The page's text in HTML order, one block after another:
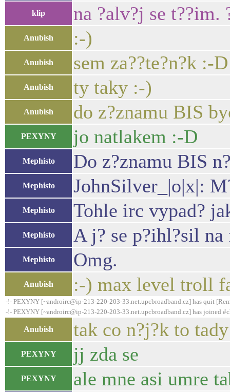
klip na ?alv?j se t??im.
Anubish :-)
Anubish sem za??te?n?k :-D
Anubish ty taky :-)
Anubish do z?znamu BIS
PEXYNY jo natlakem :-D
Mephisto Do z?znamu BIS
Mephisto JohnSilver_|o|x|:
Mephisto Tohle irc vypad?
Mephisto A j? se p?ihl?sil na
Mephisto Omg.
Anubish :-) max level troll
-!- PEXYNY [~androirc@ip-213-220-203-33.net.upcbroadband.cz] has quit
-!- PEXYNY [~androirc@ip-213-220-203-33.net.upcbroadband.cz] has joined
Anubish tak co n?j?k to
PEXYNY jj zda se
PEXYNY ale mne asi umre